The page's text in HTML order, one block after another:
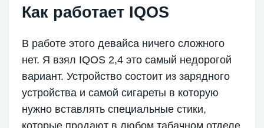
Как работает IQOS
В работе этого девайса ничего сложного
нет. Я взял IQOS 2,4 это самый недорогой
вариант. Устройство состоит из зарядного
устройства и самой сигареты в которую
нужно вставлять специальные стики,